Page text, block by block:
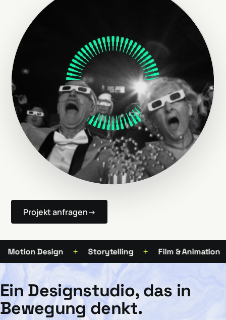
Projekt anfragen→
Design + Storytelling + Film & Animation +
Ein Designstudio, das in
Bewegung denkt.